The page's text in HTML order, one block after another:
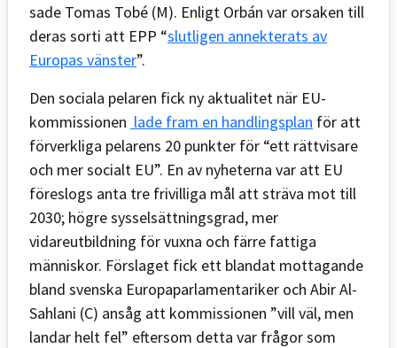
sade Tomas Tobé (M). Enligt Orbán var orsaken till
deras sorti att EPP “slutligen annekterats av
Europas vänster”.
Den sociala pelaren fick ny aktualitet när EU-
kommissionen lade fram en handlingsplan för att
förverkliga pelarens 20 punkter för “ett rättvisare
och mer socialt EU”. En av nyheterna var att EU
föreslogs anta tre frivilliga mål att sträva mot till
2030; högre sysselsättningsgrad, mer
vidareutbildning för vuxna och färre fattiga
människor. Förslaget fick ett blandat mottagande
bland svenska Europaparlamentariker och Abir Al-
Sahlani (C) ansåg att kommissionen ”vill väl, men
landar helt fel” eftersom detta var frågor som